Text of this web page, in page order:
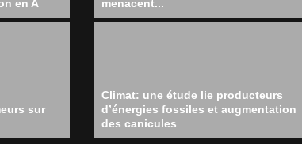
en A
sur
menacent...
Climat: une étude lie producteurs
d’énergies fossiles et augmentation
des canicules